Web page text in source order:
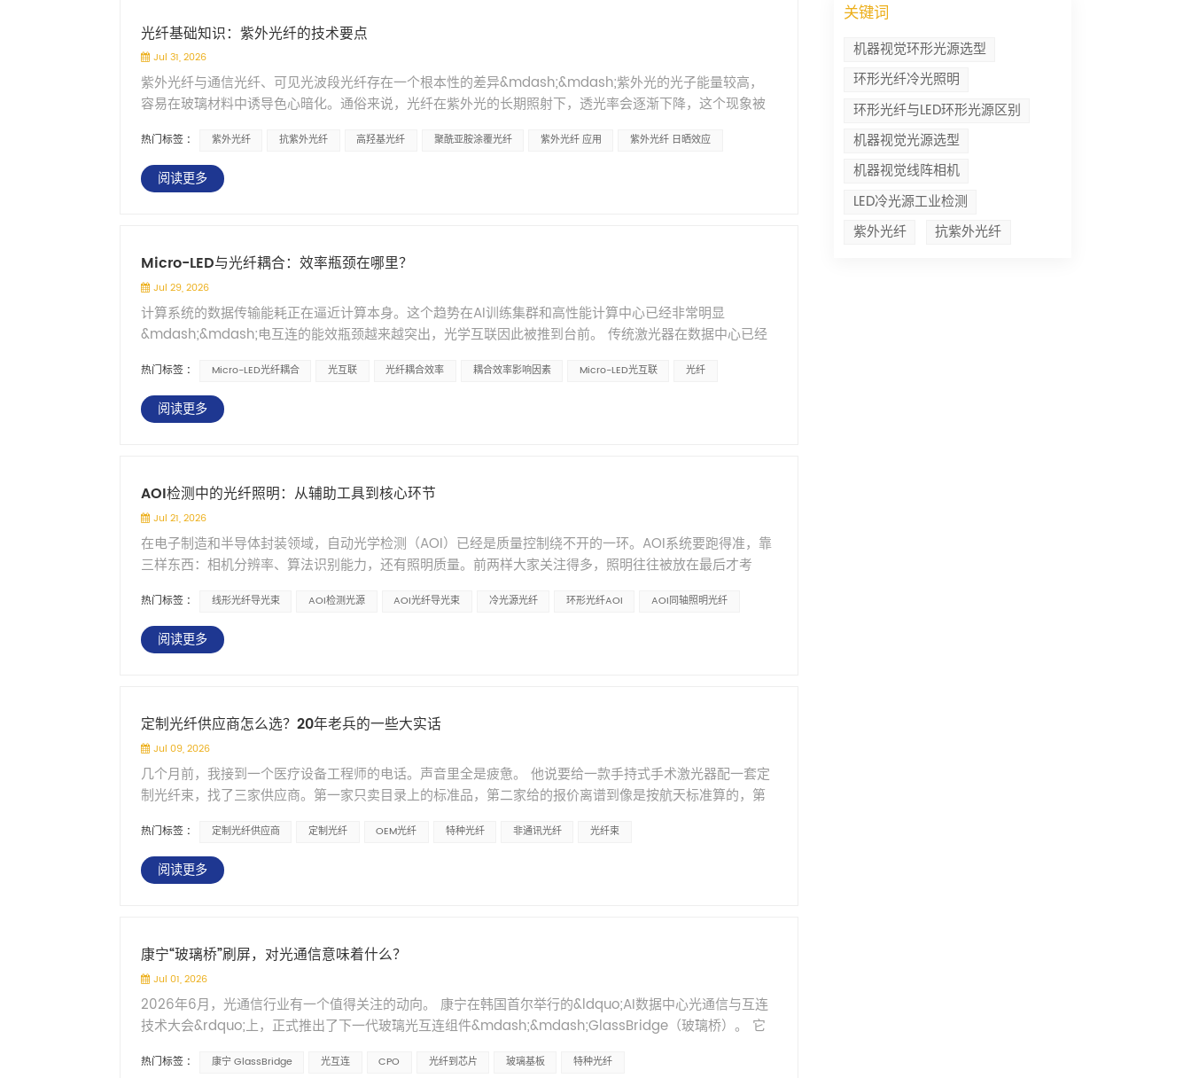
关键词
机器视觉环形光源选型
环形光纤冷光照明
环形光纤与LED环形光源区别
机器视觉光源选型
机器视觉线阵相机
LED冷光源工业检测
紫外光纤
抗紫外光纤
是固定的&mdash;&mdash;内径多少、外径多少、灯珠数量多少，出厂就定了。如果要换规格，只能换整
个光源。 环形光纤的环和光源是分离的。换一个不同尺寸或不同出光角度的环，不需要换光源，只需要换光
纤束。同一个光源可以配不同的环，适配不同的镜头和检测场景。 此外，环形光纤在材质选择上也有更多选
项&mdash;&mdash;玻璃光纤耐高温，塑料光纤成本低，石英光纤可以传输紫外光。LED环形光源的波长选
择则取决于LED灯珠本身。 选型建议： 对均匀度要求高、检测精密元件&mdash;&mdash;环形光纤更合
适，连续出光没有断点 检测对象怕热（如半导体、精密电子） &mdash;&mdash;环形光纤的冷光特性有优
&mdash;&mdash;LED环形光源性价比更高 通用表面检测、常规工业视觉&mdash;&mdash;LED环形光源
是成熟方案 没有绝对的好坏，只有适合不适合。把检测需求、样品特性、预算和安装空间都列清楚，选择就
系鸿照科技技术团队。
是说，用不到三分之一甚至四分之一的功耗，实现了相近的亮度。 配合标准光纤，在距离光纤输出末端50毫
米处测量，照度可以达到800,000 lx。这是一个什么概念？对于大多数高速线阵相机来说，这个亮度已经可
以满足连续检测的需求。而LED的寿命可以超过30,000小时&mdash;&mdash;卤素灯换十次，LED可能还不
用换一次。 低功耗带来的是更低的发热、更少的能耗和更低的长期运营成本。对于需要24小时连续运行的产
线来说，这一点尤其明显。 二、光源稳定性：高速检测的隐形门槛 亮度只是基础。在高速检测场景中，光源
的稳定性往往是被忽视的变量。 线阵相机的工作原理决定了它对光的一致性要求很高。如果光源输出有波
动，哪怕是很小的波动，在高速扫描的图像上就可能表现为条纹或者明暗不均，算法很难区分这是缺陷还是
光源的问题。 S5000D在电路设计上做了多级滤波处理，输出纹波控制在&plusmn;2mV以内。这个数值对
于大多数检测场景来说是足够的，能够避免因光源波动导致的图像异常。 另一个容易被忽略的参数是响应速
单说就是：触发信号来了，光立刻亮，没有延迟。 调光方面，支持0到100%连续可调，可以通过面板手动调
节，也可以通过RS232、RJ45、0-5V电压信号、PWM等方式远程控制。对于集成到自动化产线中来说，远
程控制是比较常见的使用方式。 三、波长选择：不同颜色的光，看到的东西不一样 这是一个经常被忽视但很
重要的细节。 不同波长的光对不同材质、颜色和表面特征的敏感度是不一样的。并不是所有场景都适合用白
光。 红光（630nm） ：穿透力强，适合粗糙表面和通用照明场景 绿光（525nm） ：对金属表面划痕敏
感，适合检测高反射材质 蓝光（465nm） ：波长较短，适合高精度测量和半导体检测 暖色光：适合需要特
么样的光能让缺陷在图像中最明显。这一点在精密检测中往往比亮度更重要。 S5000D系列提供了上述四种
波长选项，可根据检测需求灵活选择。 四、关于配套光纤：光从光源到工位的那段路 LED冷光源通常需要配
热效应。对于热敏感的样品或精密测量场景，这是一个重要的考量因素。 光纤的选择涉及长度、接口、分支
结构等多个参数，这里不展开讲。需要记住的是：光源和光纤需要配套选型，不能随意搭配。鸿照在这方面
可以提供从光源到光纤的整套方案。 五、小结 选工业光源，说到底是在平衡几个变量： 功耗：影响长期运
行成本和设备发热 稳定性：影响图像质量和检测一致性 波长：影响不同缺陷的显形效果 寿命：影响维护频
率和停机成本 没有哪一种光源适合所有场景。关键是弄清楚自己的检测需求，然后针对性地选型。 鸿照科技
S5000D系列LED冷光源是一个在功耗、稳定性和波长灵活性上都做得比较均衡的方案。如果你目前在选型过
专注光传输领域，为医疗、工业、科研提供可靠的光纤传输解决方案。产品涵盖LED冷光源、卤素灯光源、光
光纤基础知识：紫外光纤的技术要点
Jul 31, 2026
紫外光纤与通信光纤、可见光波段光纤存在一个根本性的差异&mdash;&mdash;紫外光的光子能量较高，
容易在玻璃材料中诱导色心暗化。通俗来说，光纤在紫外光的长期照射下，透光率会逐渐下降，这个现象被
不同，需要在材料选择和结构设计上做针对性处理。 一、纤芯纯度：紫外光纤的第一道门槛 紫外光纤的纤芯
材料以高纯度熔融石英（SiO₂）为基础。对于紫外波段的传输而言，纤芯纯度直接决定了光纤的寿命和透过
率。 通信光纤通常会在纤芯中掺锗（Ge）来提高折射率，与纯二氧化硅包层形成全反射条件。但这一做法在
紫外波段也有不同程度的吸收，必须在原材料制备阶段严格控制。 简单说，紫外光纤的纤芯对&ldquo;干净
&rdquo;的要求远高于通信光纤。越少的杂质，意味着越少的色心起点。 二、两种有效的抗紫外手段 在保证
纤芯纯度的基础上，紫外光纤还可以通过两种方式来抵抗紫外损伤： 增加羟基含量（OH⁻） 高浓度的羟基在
玻璃网络中起到&ldquo;钝化&rdquo;作用，可以提前占据缺陷位点，降低紫外诱导色心形成的概率。通俗理
解就是让羟基把那些容易出问题的位置先占了，紫外光来了也没有空位可以形成色心。 这也是为什么紫外光
纤通常选用高羟基（High-OH）石英材料的原因。高羟基光纤在深紫外波段（190&ndash;300纳米）的透
过率明显优于低羟基光纤。 载氢处理（H₂ loading） 将光纤置于高压氢气环境中，使氢分子扩散进入纤芯内
部。这些游离的氢分子可以修复紫外辐照过程中产生的色心缺陷&mdash;&mdash;相当于给光纤配备了一
套&ldquo;自修复&rdquo;机制。 不过载氢处理有一个需要注意的地方：氢分子在常温下会逐渐从光纤中逸
也需要避开紫外吸收问题。 纯二氧化硅的折射率约为1.458，而纤芯部分为了保持高纯度，通常不加掺杂。
如果没有折射率差，光就无法在纤芯内形成全反射。解决这个矛盾的方式是在包层中掺氟（F），氟可以降低
二氧化硅的折射率，使包层的折射率低于纤芯，从而形成全反射条件。 氟在紫外波段几乎没有吸收，不会引
入额外的损耗，是目前紫外光纤包层设计中被广泛使用的方案。 四、涂覆层的选择：聚酰亚胺是常见选择 紫
外光纤的涂覆层选择是另一个容易被忽视的环节。 常规光纤使用的丙烯酸酯涂覆层在紫外光照射下会发生老
化、黄变，甚至产生荧光&mdash;&mdash;这些现象都会影响光纤的性能和使用寿命，因此在紫外光纤中
性，能够在紫外辐照环境中保持稳定的机械性能和光学性能。在某些特殊应用中，金属涂层（如铝、金）也
被用作紫外光纤的保护层，但工艺复杂度和成本相应更高。 需要特别注意的是，如果光纤经过了载氢处理，
钝化或载氢修复。每个环节的选择都围绕一个核心目标&mdash;&mdash;在紫外波段下维持尽可能长的使
用寿命和稳定的透过率。这些技术要求也决定了紫外光纤在光谱分析、紫外激光传输、半导体检测等应用场
景中，需要采用与常规光纤不同的选型和维护策略。鸿照科技在紫外光纤领域有多年的产品积累，可提供高
羟基石英光纤、聚酰亚胺涂覆紫外光纤等产品，支持定制化需求，欢迎咨询。
热门标签 : 紫外光纤 抗紫外光纤 高羟基光纤 聚酰亚胺涂覆光纤 紫外光纤 应用 紫外光纤 日晒效应
阅读更多
Micro-LED与光纤耦合：效率瓶颈在哪里？
Jul 29, 2026
计算系统的数据传输能耗正在逼近计算本身。这个趋势在AI训练集群和高性能计算中心已经非常明显
&mdash;&mdash;电互连的能效瓶颈越来越突出，光学互联因此被推到台前。 传统激光器在数据中心已经
Micro-LED的出现提供了一种新的可能性。它的功耗更低、尺寸更小、亮度足够，而且在可见光波段有天然
优势&mdash;&mdash;这些特性使它成为短距离光互联中一个值得认真对待的光源方案。 不过，从Micro-
LED到光纤，光怎么高效地&ldquo;进去&rdquo;，并不是一个已经解决的问题。北京大学近期的一项研究用
耦合接口。Micro-LED的发射波长设定为450 nm，光纤参数参考的是商用蓝光传输光纤。 研究人员通过控
制变量法，重点考察了三个因素对耦合效率的影响。 间隙距离的影响 数据呈现的趋势很清楚：间隙越大，耦
合效率越低。尤其在0.1到1微米这个区间，效率下降得非常快。原因是Micro-LED的光场在近场区域高度局域
化，间隙稍微增加一点，能量就迅速弥散出去了。过了这个区间，进入远场区域后，效率下降的幅度反而趋
缓了。 从工程角度看，这意味着组装的时候把间隙压缩到1微米以内，收益是最大的。再往下压缩当然还有改
善，但边际收益递减。 纤芯直径的影响 纤芯直径越大，耦合效率越高&mdash;&mdash;在小直径区间尤其
明显。Micro-LED的发光分布接近朗伯体，光向各个方向发射，直径大一些的纤芯能捕获更多发散光。但当
直径超过某个值之后，效率增益开始饱和。 这表明存在一个&ldquo;够用就行&rdquo;的区间。纤芯做得太
粗，耦合效率的提升有限，反而可能牺牲集成密度&mdash;&mdash;这两者之间需要做一个权衡。 横向偏
&rdquo;，在这个范围内对准精度要求不那么苛刻。 这个容忍度来自Micro-LED本身的光场特性
&mdash;&mdash;它的宽角度发射使得横向对准的容差比想象中要大。对于规模化集成来说，这是一个好
消息。 二、两种有效的优化方案 在上述分析的基础上，研究提出了两种可以实际操作的提效路径。 方案
一：界面填充光学胶 在Micro-LED和光纤之间的空气间隙里填充折射率匹配的光学胶（折射率约1.5），可以
减少界面反射和折射率突变带来的损耗。仿真结果显示耦合效率明显提升，而且相邻纤芯之间的串扰水平基
本没有变化。 这个方案的好处是工艺相对简单，不涉及结构改动，成本也低。 方案二：在Micro-LED表面集
多光导向光纤入口。研究验证了球形微透镜确实能提升耦合效率，但也带来了一个副作用：串扰有所增加。
原因在于球面透镜对高角度发射光的调控能力有限。如果想要进一步优化，非球面微透镜是一个可以考虑的
集成有利，封装容差比传统激光器宽松得多。 第二，纤芯直径和界面结构的设计需要在耦合效率和集成密度
之间找平衡。不是越大越好，也不是越小越好，而是取决于具体场景的约束条件。 第三，微透镜这类光学元
件虽然能提升效率，但需要结合具体应用场景审慎设计。效率提升和串扰控制之间往往需要做一个取舍。 光
互联正在从板级和机架级往芯片级延伸，Micro-LED作为光源的潜力值得持续关注。如何让光高效地从
Micro-LED进入光纤，仍然是这个方向上的核心工程问题。 从特种光纤的角度来看，光耦合效率的提升从来
不是一个单点问题&mdash;&mdash;光源的特性、光纤的参数、界面的处理方式，三个环节缺一不可。鸿
热门标签 : Micro-LED光纤耦合 光互联 光纤耦合效率 耦合效率影响因素 Micro-LED光互联 光纤
阅读更多
AOI检测中的光纤照明：从辅助工具到核心环节
Jul 21, 2026
在电子制造和半导体封装领域，自动光学检测（AOI）已经是质量控制绕不开的一环。AOI系统要跑得准，靠
三样东西：相机分辨率、算法识别能力，还有照明质量。前两样大家关注得多，照明往往被放在最后才考
照明没到位。 AOI光源市场2025年的规模大概在12.1亿美元，到2032年预计能到22.8亿美元，年复合增长率
9.44%。照明这块正在从AOI的辅助组件，慢慢变成提升检测效率的关键变量。 一、AOI检测中常见的照明问
题 聊几个AOI工程师应该都遇到过的情况。 光照不均匀。 照明系统提供的光照如果在检测面上有明暗差异，
影响，结果就是合格品和不合格品互相误判。 高反光表面的眩光。 PCB上的焊点、芯片的金属引脚、玻璃基
板&mdash;&mdash;这些东西在常规照明下会形成强烈的镜面反射，图像里出现刺眼的亮斑，亮斑覆盖的
区域什么都看不清。复杂材料表面的镜面反射是AOI一个老难题。镜面高光容易导致误报，阴影则容易导致漏
检，这两头都不好办。 阴影遮挡。 照明方向单一或者角度不对的时候，元器件的凸起结构会在自身投影里形
成阴影，焊点边缘或者引脚根部这些关键位置就被遮住了。元器件越小，这个问题越明显。 热效应。 卤素灯
这类传统光源发热量不小，长时间照射下PCB板轻微变形、精密元件的焊点性能漂移，这些情况都发生过。
检测对象是精密电子组件，热效应不能不考虑。 环境光干扰。 AOI设备周围的环境光不是恒定的
&mdash;&mdash;白天和晚上不一样，晴天和阴天不一样，旁边设备开关也会影响。自然光在一天中不断
变化，工业车间的顶灯又亮又有方向性。这些不可控因素会让同一产品的检测结果在不同时间段出现差异。
送到需要的位置。AOI机台内部空间本来就紧张&mdash;&mdash;相机、镜头、运动机构已经占了大半，照
明能放的位置很有限。光纤可以走狭小空间，可以绕弯，这是刚性照明做不到的。有的光纤照明系统弯曲半
径能做到很小，走线很方便。 冷光照明。 光纤传光几乎不产热，光从光纤末端出来的时候温度很低。这意味
着PCB不会因为受热变形，焊点性能不会漂移，检测结果更稳定。 均匀照明。 光纤束通过合理的排布和混光
设计，出光面的照度均匀性可以做得比较高。无论是线形光还是环形光，都能实现比较均匀的照明。均匀的
光照意味着算法面对的是稳定一致的图像&mdash;&mdash;误报率自然就降下来了。 多角度多形态出光。
热门标签 : 线形光纤导光束 AOI检测光源 AOI光纤导光束 冷光源光纤 环形光纤AOI AOI同轴照明光纤
阅读更多
定制光纤供应商怎么选？20年老兵的一些大实话
Jul 09, 2026
几个月前，我接到一个医疗设备工程师的电话。声音里全是疲惫。 他说要给一款手持式手术激光器配一套定
制光纤束，找了三家供应商。第一家只卖目录上的标准品，第二家给的报价离谱到像是按航天标准算的，第
背产品手册。 他说：&ldquo;我感觉他们根本不在乎我要解决什么问题，只想赶紧挂电话。&rdquo; 这种电
话我这二十年接过不少。所以如果你也正在找定制光纤供应商，大概率正在经历类似的糟心事儿
&mdash;&mdash;目录里找不到你要的尺寸，标准品弯不动，小批量人家爱答不理。 今天不兜圈子，把我
合，最后发现他其实只需要一根能做90度转弯、耐200度高温的传光束。 &ldquo;定制光纤&rdquo;四个字
看着简单，实际上背后藏着的是几百个问题。光从哪来、到哪去、中间要拐几个弯、周围温度多高、有没有
化学溶剂&mdash;&mdash;这些都是变量。我见过太多人一开始只说要一根&ldquo;传光束&rdquo;，等到
样品做出来才发现弯径不对，又得从头再来。 你起码得想明白三件事。 光用在哪？切开组织、照出图像、还
是测温度？这直接决定用PMMA还是石英，用硬包层还是软包层。 波长是多少？有些光纤在近红外区损耗
低，但在紫外区像堵墙。用错材料功率打八折都算轻的。 环境有多狠？弯着放还是直着放？靠近高温炉还是
有化学溶剂溅射？每种工况都对应不同的护套和端面处理。 我从来不嫌客户问题多，反而怕那种&ldquo;你
热门标签 : 定制光纤供应商 定制光纤 OEM光纤 特种光纤 非通讯光纤 光纤束
阅读更多
康宁“玻璃桥”刷屏，对光通信意味着什么？
Jul 01, 2026
2026年6月，光通信行业有一个值得关注的动向。 康宁在韩国首尔举行的&ldquo;AI数据中心光通信与互连
技术大会&rdquo;上，正式推出了下一代玻璃光互连组件&mdash;&mdash;GlassBridge（玻璃桥）。 它
工程难题：把光从光纤精确送进光子芯片。 这个难题有多大？ 光纤的纤芯直径约125微米，而光子芯片内部
热门标签 : 康宁 GlassBridge 光互连 CPO 光纤到芯片 玻璃基板 特种光纤